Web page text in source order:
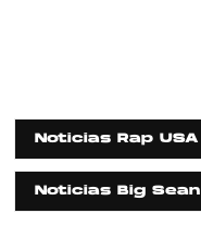
Noticias Rap USA
Noticias Big Sean